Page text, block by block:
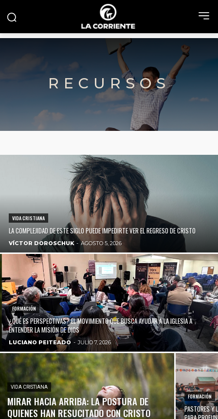
RECURSOS
VIDA CRISTIANA
LA COMPLEJIDAD DE ESTE SIGLO PUEDE IMPEDIRTE VER EL REGRESO DE CRISTO
VÍCTOR DOROSCHUK - AGOSTO 5, 2026
FORMACIÓN
¿QUÉ ES PERSPECTIVAS? EL MOVIMIENTO QUE BUSCA AYUDAR A LA IGLESIA A
ENTENDER LA MISIÓN DE DIOS
LUCIANO PEITEADO - JULIO 7, 2026
VIDA CRISTIANA
MIRAR HACIA ARRIBA: LA POSTURA DE
QUIENES HAN RESUCITADO CON CRISTO
FORMACIÓN
PASTORES Y